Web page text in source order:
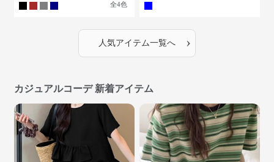
全4色
人気アイテム一覧へ ›
カジュアルコーデ 新着アイテム